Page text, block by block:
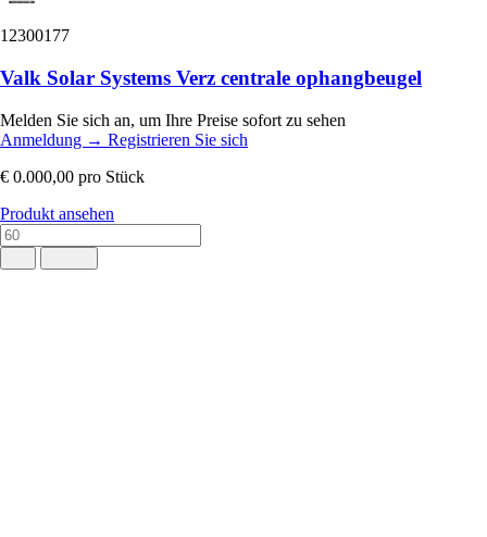
12300177
Valk Solar Systems Verz centrale ophangbeugel
Melden Sie sich an, um Ihre Preise sofort zu sehen
Anmeldung → Registrieren Sie sich
€ 0.000,00 pro Stück
Produkt ansehen